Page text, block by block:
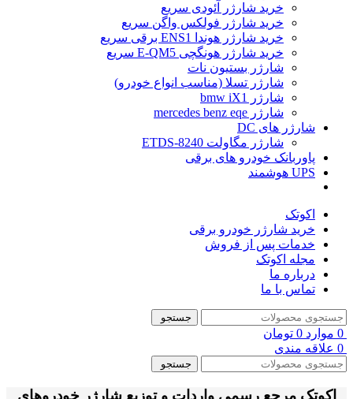
خرید شارژر آئودی سریع
خرید شارژر فولکس واگن سریع
خرید شارژر هوندا ENS1 برقی سریع
خرید شارژر هونگچی E-QM5 سریع
شارژر بستیون نات
شارژر تسلا (مناسب انواع خودرو)
شارژر bmw iX1
شارژر mercedes benz eqe
شارژر های DC
شارژر مگاولت ETDS-8240
پاوربانک خودرو های برقی
UPS هوشمند
اکوتک
خرید شارژر خودرو برقی
خدمات پس از فروش
مجله اکوتک
درباره ما
تماس با ما
جستجو
0 موارد 0 تومان
0 علاقه مندی
جستجو
اکوتک مرجع رسمی واردات و توزیع شارژر خودروهای